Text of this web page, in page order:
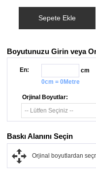
Sepete Ekle
Boyutunuzu Girin veya
En:
cm
0cm = 0Metre
Orjinal Boyutlar:
Baskı Alanını Seçin
Orjinal boyutlardan